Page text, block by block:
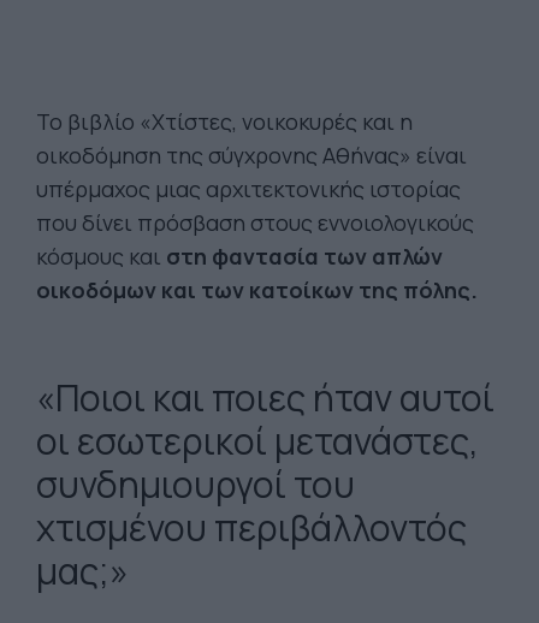
Το βιβλίο «Χτίστες, νοικοκυρές και η
οικοδόμηση της σύγχρονης Αθήνας» είναι
υπέρμαχος μιας αρχιτεκτονικής ιστορίας
που δίνει πρόσβαση στους εννοιολογικούς
κόσμους και στη φαντασία των απλών
οικοδόμων και των κατοίκων της πόλης.
«Ποιοι και ποιες ήταν αυτοί
οι εσωτερικοί μετανάστες,
συνδημιουργοί του
χτισμένου περιβάλλοντός
μας;»